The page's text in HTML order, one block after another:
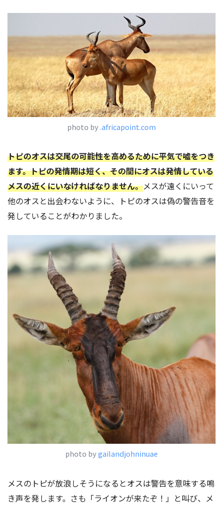
photo by .africapoint.com
トピのオスは交尾の可能性を高めるために平気で嘘をつき
ます。トピの発情期は短く、その間にオスは発情している
メスの近くにいなければなりません。メスが遠くにいって
他のオスと出会わないように、トピのオスは偽の警告音を
発していることがわかりました。
photo bygailandjohninuae
メスのトピが放浪しそうになるとオスは警告を意味する鳴
き声を発します。さも「ライオンが来たぞ！」と叫び、メ